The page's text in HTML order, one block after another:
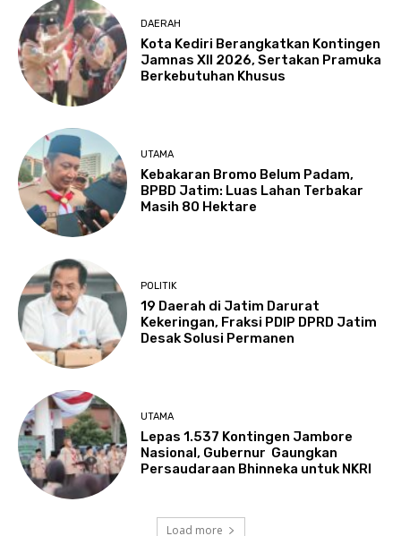
DAERAH
Kota Kediri Berangkatkan Kontingen
Jamnas XII 2026, Sertakan Pramuka
Berkebutuhan Khusus
UTAMA
Kebakaran Bromo Belum Padam,
BPBD Jatim: Luas Lahan Terbakar
Masih 80 Hektare
POLITIK
19 Daerah di Jatim Darurat
Kekeringan, Fraksi PDIP DPRD Jatim
Desak Solusi Permanen
UTAMA
Lepas 1.537 Kontingen Jambore
Nasional, Gubernur Gaungkan
Persaudaraan Bhinneka untuk NKRI
Load more